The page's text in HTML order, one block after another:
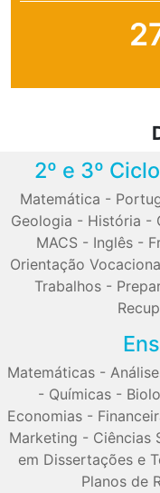
2º e 3º
Matemática -
Geologia - História -
MACS - Inglês -
Orientação
Trabalhos -
Matemáticas -
- Químicas-
Economias-
Marketing - Ciências
em Dissertações e
Planos de